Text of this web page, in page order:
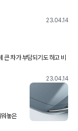
23.04.14
차가 부담되기도 하고 비
추천 부탁드립니다. GV
23.04.14
놓은
있는